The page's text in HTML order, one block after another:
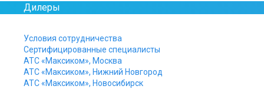
Дилеры
Условия сотрудничества
Сертифицированные специалисты
АТС «Максиком», Москва
АТС «Максиком», Нижний Новгород
АТС «Максиком», Новосибирск